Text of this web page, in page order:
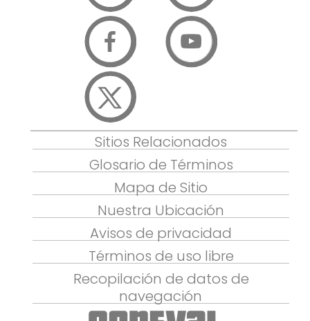
Sitios Relacionados
Glosario de Términos
Mapa de Sitio
Nuestra Ubicación
Avisos de privacidad
Términos de uso libre
Recopilación de datos de
navegación